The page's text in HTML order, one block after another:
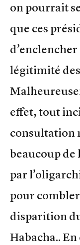
on pourrait
que ces
légitimité
effet, tout
consultation
beaucoup de
par
pour
disparition
Habacha..